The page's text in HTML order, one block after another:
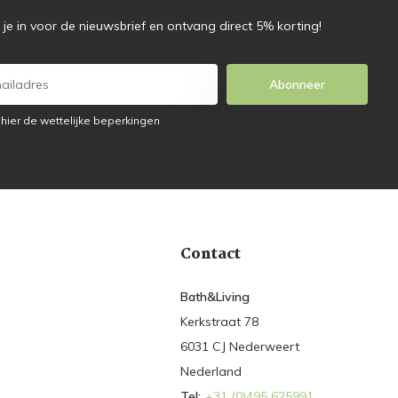
je in voor de nieuwsbrief en ontvang direct 5% korting!
Abonneer
de wettelijke beperkingen
Contact
Bath&Living
Kerkstraat 78
6031 CJ Nederweert
Nederland